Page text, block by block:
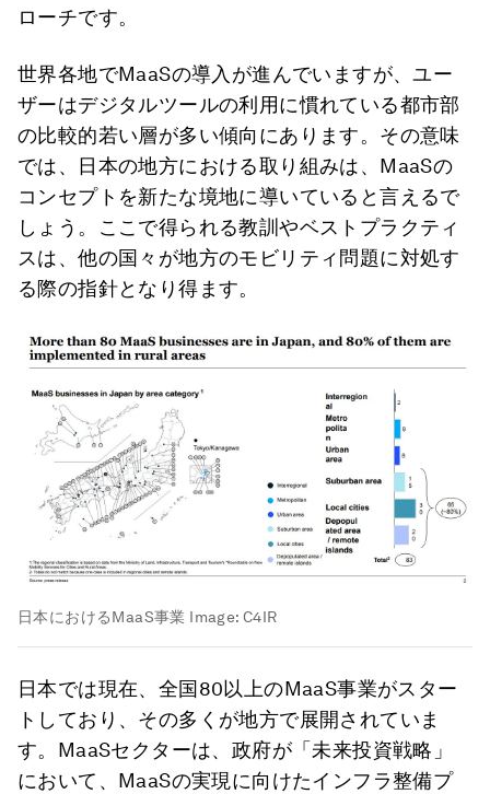
ローチです。
世界各地でMaaSの導入が進んでいますが、ユー
ザーはデジタルツールの利用に慣れている都市部
の比較的若い層が多い傾向にあります。その意味
では、日本の地方における取り組みは、MaaSの
コンセプトを新たな境地に導いていると言えるで
しょう。ここで得られる教訓やベストプラクティ
スは、他の国々が地方のモビリティ問題に対処す
る際の指針となり得ます。
日本におけるMaaS事業 Image:C4IR
日本では現在、全国80以上のMaaS事業がスター
トしており、その多くが地方で展開されていま
す。MaaSセクターは、政府が「未来投資戦略」
において、MaaSの実現に向けたインフラ整備プ